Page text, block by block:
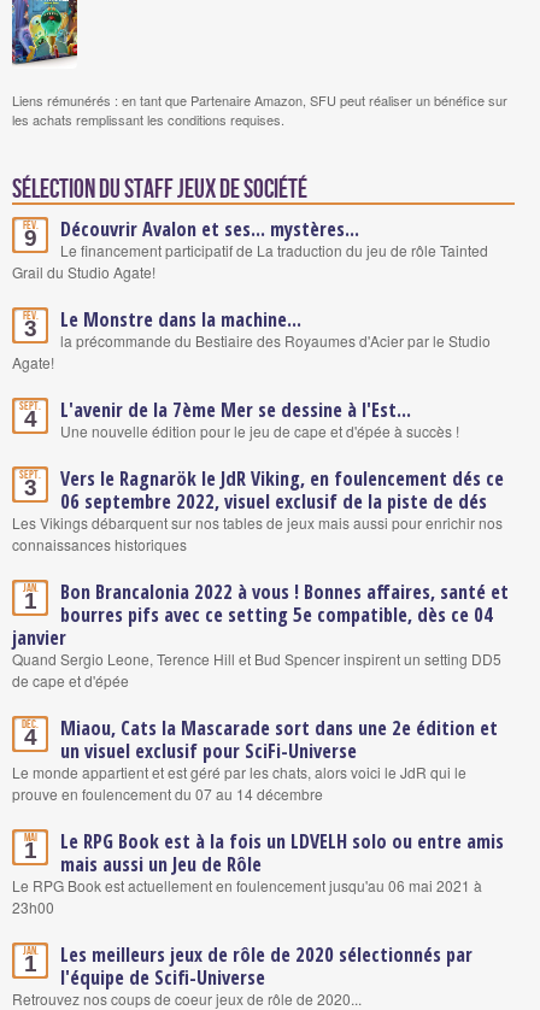
Liens rémunérés : en tant que Partenaire Amazon, SFU peut réaliser un bénéfice sur
les achats remplissant les conditions requises.
Sélection du staff Jeux de société
Fév.
9 Découvrir Avalon et ses... mystères...
Le financement participatif de La traduction du jeu de rôle Tainted
Grail du Studio Agate!
Fév.
3 Le Monstre dans la machine...
la précommande du Bestiaire des Royaumes d'Acier par le Studio
Agate!
Sept.
4 L'avenir de la 7ème Mer se dessine à l'Est...
Une nouvelle édition pour le jeu de cape et d'épée à succès !
Sept.
3
Vers le Ragnarök le JdR Viking, en foulencement dés ce
06 septembre 2022, visuel exclusif de la piste de dés
Les Vikings débarquent sur nos tables de jeux mais aussi pour enrichir nos
connaissances historiques
Jan.
1
Bon Brancalonia 2022 à vous ! Bonnes affaires, santé et
bourres pifs avec ce setting 5e compatible, dès ce 04
janvier
Quand Sergio Leone, Terence Hill et Bud Spencer inspirent un setting DD5
de cape et d'épée
Déc.
4
Miaou, Cats la Mascarade sort dans une 2e édition et
un visuel exclusif pour SciFi-Universe
Le monde appartient et est géré par les chats, alors voici le JdR qui le
prouve en foulencement du 07 au 14 décembre
Mai
1
Le RPG Book est à la fois un LDVELH solo ou entre amis
mais aussi un Jeu de Rôle
Le RPG Book est actuellement en foulencement jusqu'au 06 mai 2021 à
23h00
Jan.
1
Les meilleurs jeux de rôle de 2020 sélectionnés par
l'équipe de Scifi-Universe
Retrouvez nos coups de coeur jeux de rôle de 2020...